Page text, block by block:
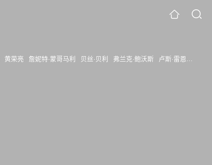
黄荣亮 詹妮特·蒙哥马利 贝丝·贝利 弗兰克·鲍沃斯 卢斯·雷恩斯